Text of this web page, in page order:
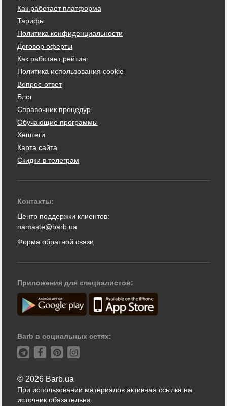
Как работает платформа
Тарифы
Политика конфиденциальности
Договор оферты
Как работает рейтинг
Политика использования cookie
Вопрос-ответ
Блог
Справочник процедур
Обучающие программы
Хештеги
Карта сайта
Скидки в телеграм
Контакты:
Центр поддержки клиентов:
namaste@barb.ua
Форма обратной связи
Приложения для специалистов:
Barb в социальных сетях:
© 2026 Barb.ua
При использовании материалов активная ссылка на
источник обязательна